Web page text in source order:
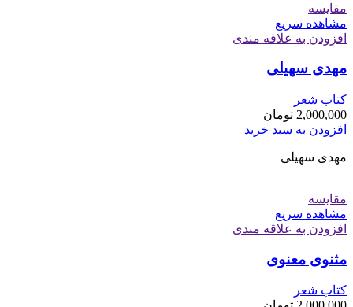
مقایسه
مشاهده سریع
افزودن به علاقه مندی
مهدی سهیلی
کتاب شعر
2,000,000 تومان
افزودن به سبد خرید
مهدی سهیلی
مقایسه
مشاهده سریع
افزودن به علاقه مندی
مثنوی معنوی
کتاب شعر